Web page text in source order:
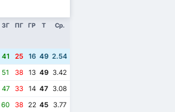
ЗГ ПГ ГР Т Ср.
41 25 16 49 2.54
51 38 13 49 3.42
47 33 14 47 3.08
60 38 22 45 3.77